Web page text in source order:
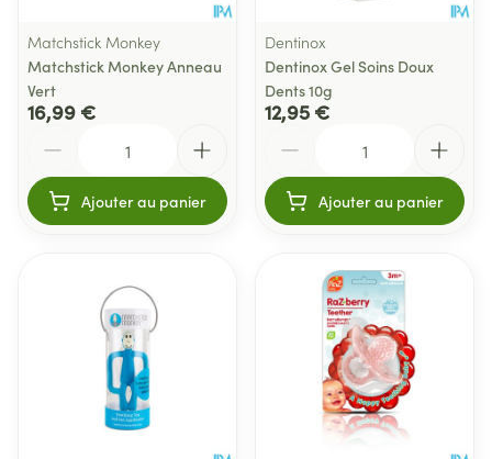
Matchstick Monkey
Matchstick Monkey Anneau
Vert
16,99 €
Ajouter au panier
Dentinox
Dentinox Gel Soins Doux
Dents 10g
12,95 €
Ajouter au panier